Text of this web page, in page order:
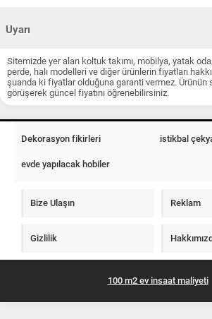
Uyarı
Sitemizde yer alan koltuk takımı, mobilya, yatak
perde, halı modelleri ve diğer ürünlerin fiyatları
şuanda ki fiyatlar olduğuna garanti vermez. Ürünün
görüşerek güncel fiyatını öğrenebilirsiniz.
Dekorasyon fikirleri istikbal
evde yapılacak hobiler
Bize Ulaşın Reklam
Gizlilik
100 m2 ev insaat maliyeti